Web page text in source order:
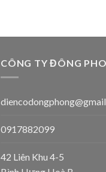
CÔNG TY ĐÔNG
0917882099
42 Liên Khu 4-5